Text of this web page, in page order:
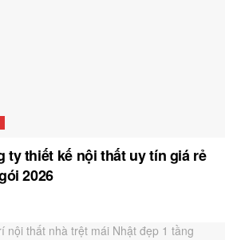
ty thiết kế nội thất uy tín giá rẻ
2026